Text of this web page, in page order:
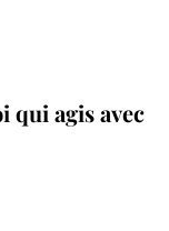
qui agis avec